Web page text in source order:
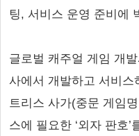
팅, 서비스 운영 준비에
글로벌 캐주얼 게임 개
사에서 개발하고 서비스
트리스 사가(중문 게임
스에 필요한 ‘외자 판호